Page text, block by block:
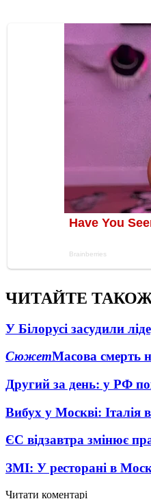
ЧИТАЙТЕ
У Білорусі засудили
СюжетМасова смерть
Другий за день: у РФ
Вибух у Москві: Італія
ЄС відзавтра змінює
ЗМІ: У ресторані в
Читати коментарі